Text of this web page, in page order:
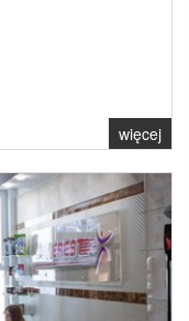
więcej